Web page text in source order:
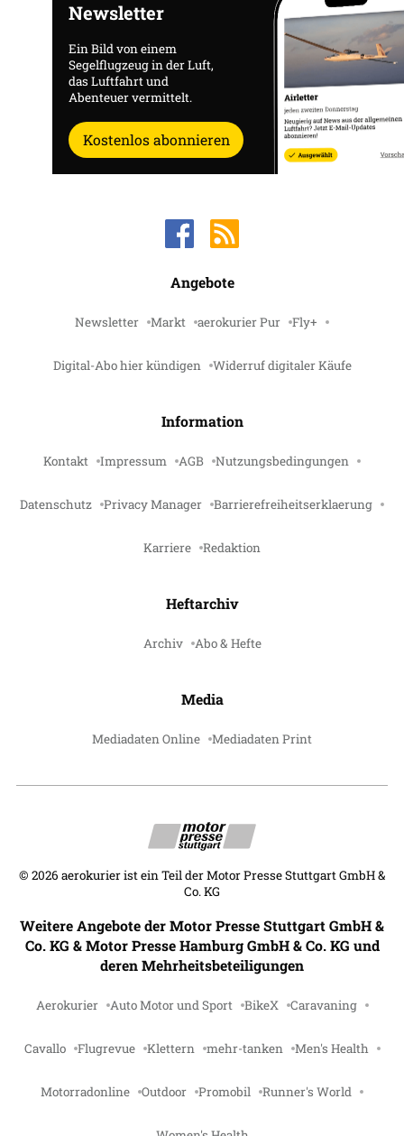
Newsletter
Ein Bild von einem
Segelflugzeug in der Luft,
das Luftfahrt und
Abenteuer vermittelt.
Kostenlos abonnieren
Angebote
Newsletter Markt aerokurier Pur Fly+
Digital-Abo hier kündigen Widerruf digitaler Käufe
Information
Kontakt Impressum AGB Nutzungsbedingungen
Datenschutz Privacy Manager Barrierefreiheitserklaerung
Karriere Redaktion
Heftarchiv
Archiv Abo & Hefte
Media
Mediadaten Online Mediadaten Print
© 2026 aerokurier ist ein Teil der Motor Presse Stuttgart GmbH &
Co. KG
Weitere Angebote der Motor Presse Stuttgart GmbH &
Co. KG & Motor Presse Hamburg GmbH & Co. KG und
deren Mehrheitsbeteiligungen
Aerokurier Auto Motor und Sport BikeX Caravaning
Cavallo Flugrevue Klettern mehr-tanken Men's Health
Motorradonline Outdoor Promobil Runner's World